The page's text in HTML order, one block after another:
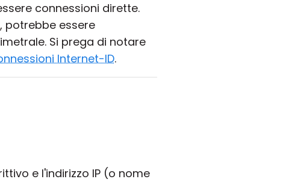
connessioni dirette.
, potrebbe essere
Si prega di notare
Internet-ID.
e l'indirizzo IP (o nome